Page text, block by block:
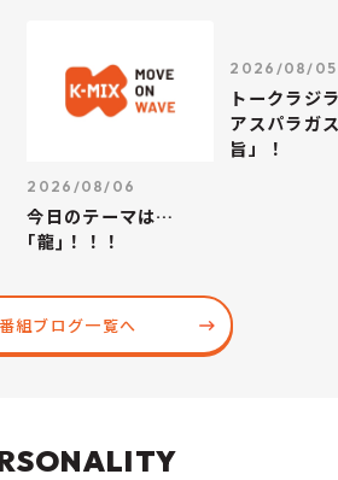
2026/08/06
今日のテーマは…
｢龍｣！！！
2026/08/05
トークラジ
アスパラガ
旨」！
番組ブログ一覧へ